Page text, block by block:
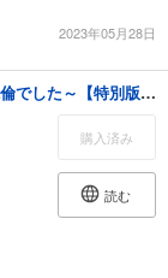
2023年05月28日
桜の園の蜜愛 ～強面の旦那様は絶倫でした～【特別版】(イラスト付き)
購入済み
読む